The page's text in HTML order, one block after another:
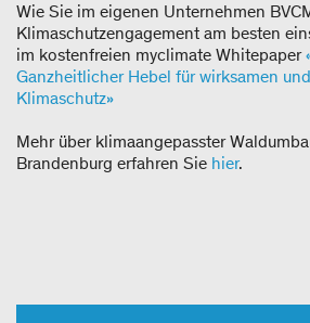
Wie Sie im eigenen Unternehmen
Klimaschutzengagement am besten
im kostenfreien myclimate Whitepaper
Ganzheitlicher Hebel für wirksamen
Klimaschutz»
Mehr über klimaangepasster
Brandenburg erfahren Sie hier.